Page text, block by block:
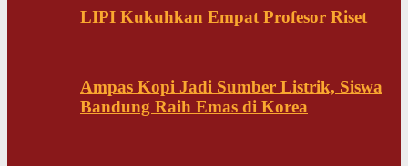
LIPI Kukuhkan Empat Profesor Riset
Ampas Kopi Jadi Sumber Listrik, Siswa
Bandung Raih Emas di Korea